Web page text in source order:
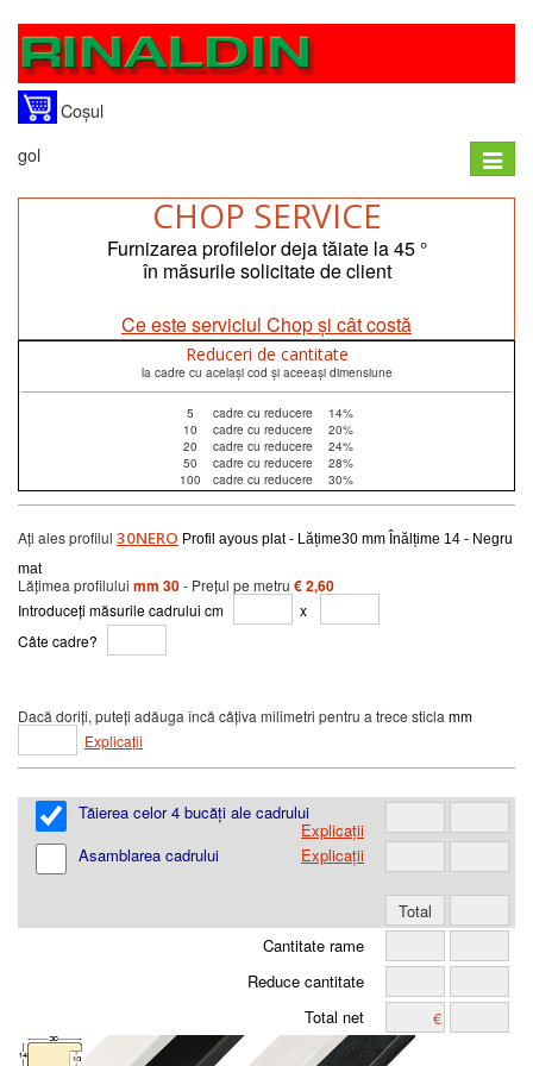
Coșul
gol
Toggle
CHOP SERVICE
Furnizarea profilelor deja tăiate la 45 °
în măsurile solicitate de client
Ce este serviciul Chop și cât costă
Reduceri de cantitate
la cadre cu același cod și aceeași dimensiune
5 cadre cu reducere
14%
10
cadre cu reducere
20%
20
cadre cu reducere
24%
50
cadre cu reducere
28%
100
cadre cu reducere 30%
Ați ales profilul 30NERO Profil ayous plat - Lățime30 mm Înălțime 14 - Negru
mat
Lățimea profilului mm 30- Prețul pe metru € 2,60
Introduceți măsurile cadrului cm
x
Câte cadre?
Dacă doriți, puteți adăuga încă câțiva milimetri pentru a trece sticla mm
Explicații
Tăierea celor 4 bucăți ale cadrului
Explicații
Asamblarea cadrului
Explicații
Cantitate rame
Reduce cantitate
Total net